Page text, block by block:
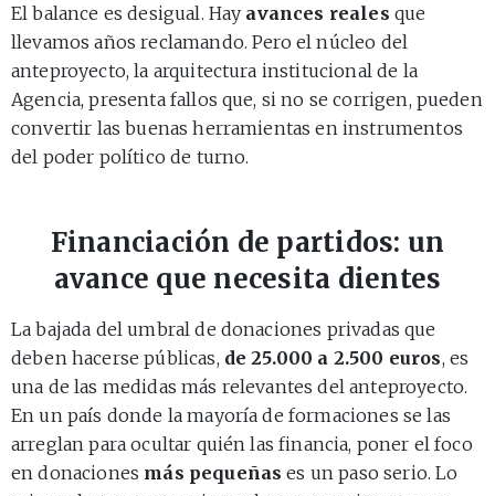
El balance es desigual. Hay avances reales que
llevamos años reclamando. Pero el núcleo del
anteproyecto, la arquitectura institucional de la
Agencia, presenta fallos que, si no se corrigen, pueden
convertir las buenas herramientas en instrumentos
del poder político de turno.
Financiación de partidos: un
avance que necesita dientes
La bajada del umbral de donaciones privadas que
deben hacerse públicas, de 25.000 a 2.500 euros, es
una de las medidas más relevantes del anteproyecto.
En un país donde la mayoría de formaciones se las
arreglan para ocultar quién las financia, poner el foco
en donaciones más pequeñas es un paso serio. Lo